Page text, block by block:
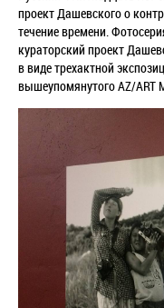
проект Дашевского о
течение времени.
кураторский проект
в виде трехактной
вышеупомянутого АZ/ART